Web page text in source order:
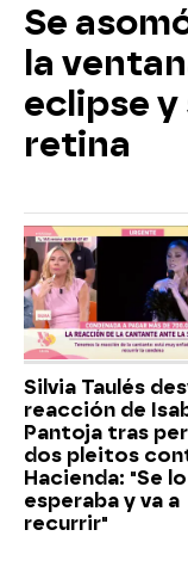
Se
la
eclipse y
retina
Silvia Taulés
reacción de
Pantoja tras
dos pleitos
Hacienda: "Se lo
esperaba y va a
recurrir"